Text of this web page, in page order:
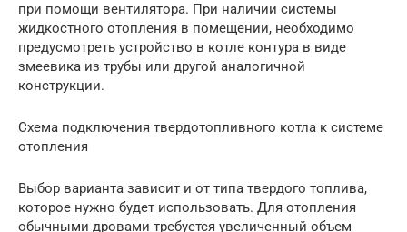
при помощи вентилятора. При наличии системы
жидкостного отопления в помещении, необходимо
предусмотреть устройство в котле контура в виде
змеевика из трубы или другой аналогичной
конструкции.
Схема подключения твердотопливного котла к системе
отопления
Выбор варианта зависит и от типа твердого топлива,
которое нужно будет использовать. Для отопления
обычными дровами требуется увеличенный объем